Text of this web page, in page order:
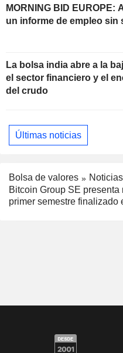
MORNING BID EUROPE:
un informe de empleo sin
La bolsa india abre a la
el sector financiero y el
del crudo
Últimas noticias
Bolsa de valores
Bitcoin Group SE
primer semestre finalizado